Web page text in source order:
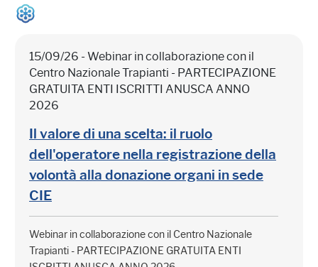
15/09/26 - Webinar in collaborazione con il
Centro Nazionale Trapianti - PARTECIPAZIONE
GRATUITA ENTI ISCRITTI ANUSCA ANNO
2026
Il valore di una scelta: il ruolo
dell'operatore nella registrazione della
volontà alla donazione organi in sede
CIE
Webinar in collaborazione con il Centro Nazionale
Trapianti - PARTECIPAZIONE GRATUITA ENTI